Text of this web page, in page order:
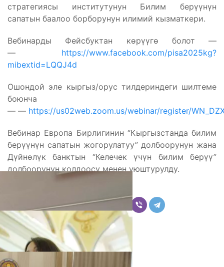
стратегиясы институтунун Билим берүүнүн
сапатын баалоо борборунун илимий кызматкери.
Вебинарды Фейсбуктан көрүүгө болот —
— https://www.facebook.com/pisa2025kg?
mibextid=LQQJ4d
Ошондой эле кыргыз/орус тилдериндеги шилтеме
боюнча
— — https://us02web.zoom.us/webinar/register/
Вебинар Европа Бирлигинин “Кыргызстанда билим
берүүнүн сапатын жогорулатуу” долбоорунун жана
Дүйнөлүк банктын “Келечек үчүн билим берүү”
долбоорунун колдоосу менен уюштурулду.
Комментарийлер
Акыркы жаңылыктар